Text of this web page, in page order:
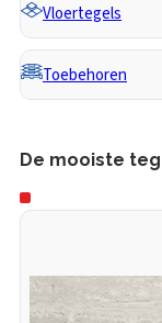
Vloertegels
Toebehoren
De mooiste